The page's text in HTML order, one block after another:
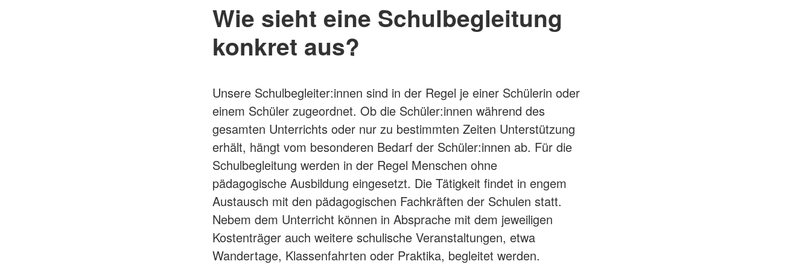
Wie sieht eine Schulbegleitung
konkret aus?
Unsere Schulbegleiter:innen sind in der Regel je einer Schülerin oder
einem Schüler zugeordnet. Ob die Schüler:innen während des
gesamten Unterrichts oder nur zu bestimmten Zeiten Unterstützung
erhält, hängt vom besonderen Bedarf der Schüler:innen ab. Für die
Schulbegleitung werden in der Regel Menschen ohne
pädagogische Ausbildung eingesetzt. Die Tätigkeit findet in engem
Austausch mit den pädagogischen Fachkräften der Schulen statt.
Nebem dem Unterricht können in Absprache mit dem jeweiligen
Kostenträger auch weitere schulische Veranstaltungen, etwa
Wandertage, Klassenfahrten oder Praktika, begleitet werden.